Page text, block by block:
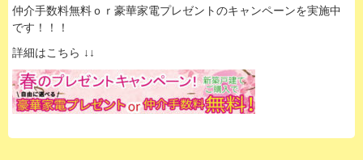
仲介手数料無料ｏｒ豪華家電プレゼントのキャンペーンを実施中
です！！！
詳細はこちら ↓↓